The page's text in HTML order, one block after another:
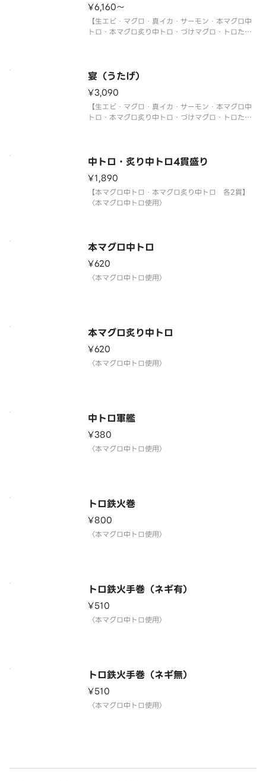
¥6,160〜
【生エビ・マグロ・真イカ・サーモン・本マグロ中
トロ・本マグロ炙り中トロ・づけマグロ・トロたく
宴（うたげ）
¥3,090
【生エビ・マグロ・真イカ・サーモン・本マグロ中
トロ・本マグロ炙り中トロ・づけマグロ・トロたく
中トロ・炙り中トロ4貫盛り
¥1,890
【本マグロ中トロ・本マグロ炙り中トロ 各2貫】
〈本マグロ中トロ使用〉
本マグロ中トロ
¥620
〈本マグロ中トロ使用〉
本マグロ炙り中トロ
¥620
〈本マグロ中トロ使用〉
中トロ軍艦
¥380
〈本マグロ中トロ使用〉
トロ鉄火巻
¥800
〈本マグロ中トロ使用〉
トロ鉄火手巻（ネギ有）
¥510
〈本マグロ中トロ使用〉
トロ鉄火手巻（ネギ無）
¥510
〈本マグロ中トロ使用〉